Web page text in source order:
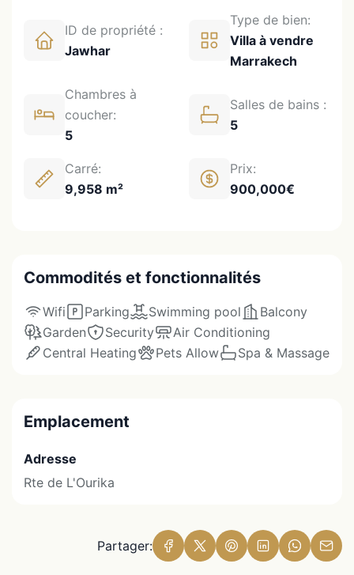
ID de propriété :
Jawhar
Type de bien:
Villa à vendre
Marrakech
Chambres à
coucher:
5
Salles de bains :
5
Carré:
9,958 m²
Prix:
900,000€
Commodités et fonctionnalités
Wifi Parking Swimming pool
Balcony
Garden
Security
Air Conditioning
Central Heating
Pets Allow Spa & Massage
Emplacement
Adresse
Rte de L'Ourika
Partager: